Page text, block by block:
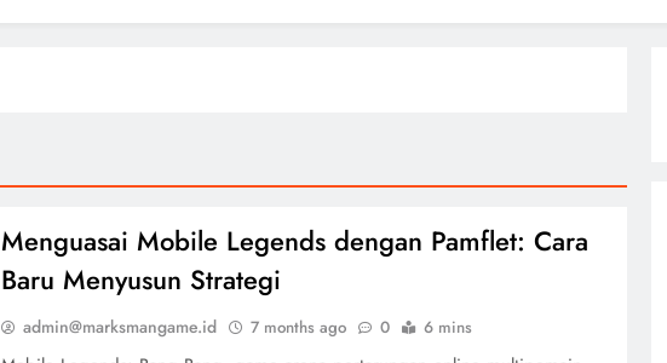
Menguasai Mobile Legends dengan Pamflet: Cara
Baru Menyusun Strategi
admin@marksmangame.id 7 months ago 0 6 mins